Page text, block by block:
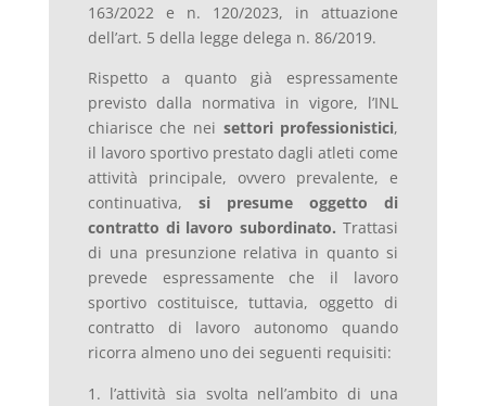
163/2022 e n. 120/2023, in attuazione
dell’art. 5 della legge delega n. 86/2019.
Rispetto a quanto già espressamente
previsto dalla normativa in vigore, l’INL
chiarisce che nei settori professionistici,
il lavoro sportivo prestato dagli atleti come
attività principale, ovvero prevalente, e
continuativa, si presume oggetto di
contratto di lavoro subordinato. Trattasi
di una presunzione relativa in quanto si
prevede espressamente che il lavoro
sportivo costituisce, tuttavia, oggetto di
contratto di lavoro autonomo quando
ricorra almeno uno dei seguenti requisiti:
l’attività sia svolta nell’ambito di una